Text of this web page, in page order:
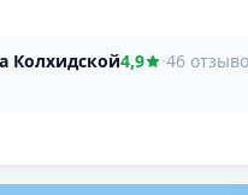
Колхидской4,9 ·46